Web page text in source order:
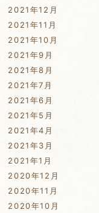
2021年12月
2021年11月
2021年10月
2021年9月
2021年8月
2021年7月
2021年6月
2021年5月
2021年4月
2021年3月
2021年1月
2020年12月
2020年11月
2020年10月